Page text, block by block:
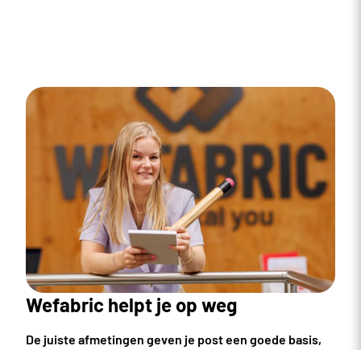
Wefabric helpt je op weg
De juiste afmetingen geven je post een goede basis,